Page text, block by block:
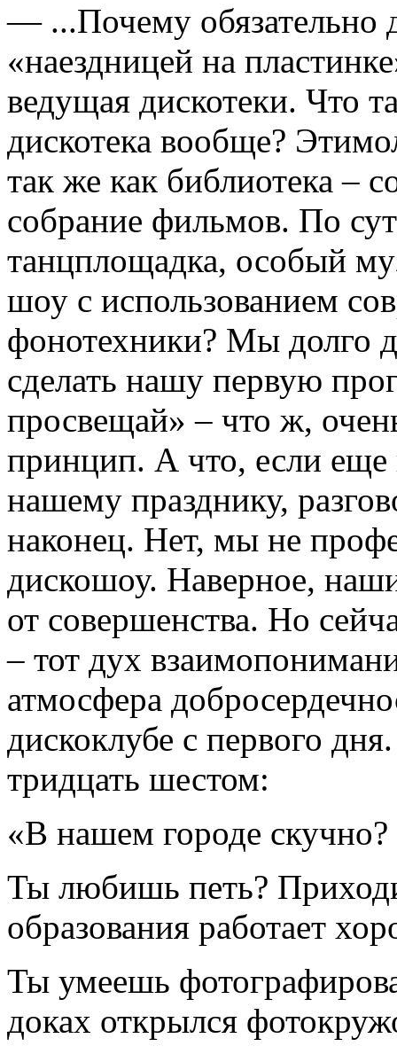
— ...Почему обязательно
«наездницей на
ведущая дискотеки. Что
дискотека вообще?
так же как библиотека –
собрание фильмов. По
танцплощадка, особый
шоу с использованием
фонотехники? Мы долго
сделать нашу первую
просвещай» – что ж,
принцип. А что, если
нашему празднику,
наконец. Нет, мы не
дискошоу. Наверное,
от совершенства. Но
– тот дух
атмосфера
дискоклубе с первого
тридцать шестом:
«В нашем городе скучно?
Ты любишь петь?
образования работает
Ты умеешь
доках открылся